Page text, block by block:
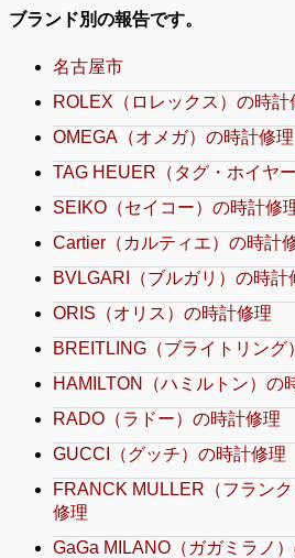
ブランド別の報告です。
名古屋市
ROLEX（ロレックス）の時計
OMEGA（オメガ）の時計修理
TAG HEUER（タグ・ホイヤ
SEIKO（セイコー）の時計修
Cartier（カルティエ）の時計
BVLGARI（ブルガリ）の時計
ORIS（オリス）の時計修理
BREITLING（ブライトリング
HAMILTON（ハミルトン）の
RADO（ラドー）の時計修理
GUCCI（グッチ）の時計修理
FRANCK MULLER（フラン
修理
GaGa MILANO（ガガミラノ